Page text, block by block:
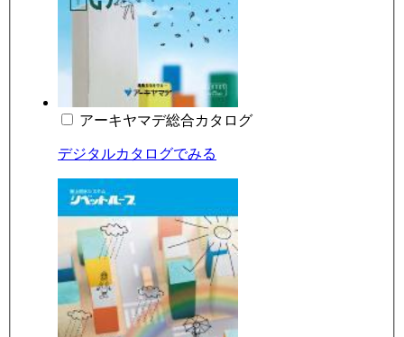
アーキヤマデ総合カタログ
デジタルカタログでみる